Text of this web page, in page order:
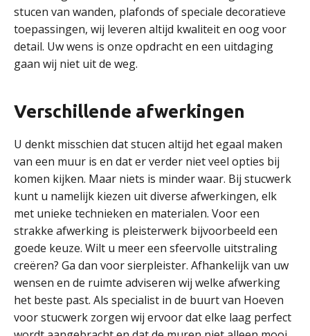
stucen van wanden, plafonds of speciale decoratieve
toepassingen, wij leveren altijd kwaliteit en oog voor
detail. Uw wens is onze opdracht en een uitdaging
gaan wij niet uit de weg.
Verschillende afwerkingen
U denkt misschien dat stucen altijd het egaal maken
van een muur is en dat er verder niet veel opties bij
komen kijken. Maar niets is minder waar. Bij stucwerk
kunt u namelijk kiezen uit diverse afwerkingen, elk
met unieke technieken en materialen. Voor een
strakke afwerking is pleisterwerk bijvoorbeeld een
goede keuze. Wilt u meer een sfeervolle uitstraling
creëren? Ga dan voor sierpleister. Afhankelijk van uw
wensen en de ruimte adviseren wij welke afwerking
het beste past. Als specialist in de buurt van Hoeven
voor stucwerk zorgen wij ervoor dat elke laag perfect